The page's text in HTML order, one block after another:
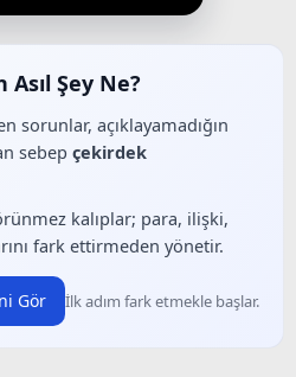
Şey Ne?
sorunlar, açıklayamadığın
sebep çekirdek
kalıplar; para, ilişki,
fark ettirmeden yönetir.
Gör İlk adım fark etmekle başlar.